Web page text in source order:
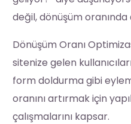
değil, dönüşüm oranında
Dönüşüm Oranı
sitenize gelen
form doldurma gibi
oranını artırmak için
çalışmalarını kapsar.